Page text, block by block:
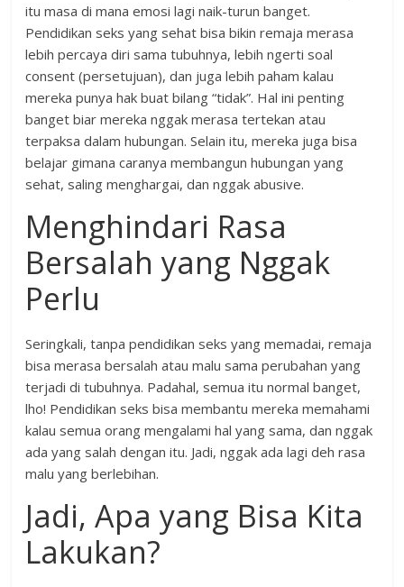
itu masa di mana emosi lagi naik-turun banget.
Pendidikan seks yang sehat bisa bikin remaja merasa
lebih percaya diri sama tubuhnya, lebih ngerti soal
consent (persetujuan), dan juga lebih paham kalau
mereka punya hak buat bilang “tidak”. Hal ini penting
banget biar mereka nggak merasa tertekan atau
terpaksa dalam hubungan. Selain itu, mereka juga bisa
belajar gimana caranya membangun hubungan yang
sehat, saling menghargai, dan nggak abusive.
Menghindari Rasa
Bersalah yang Nggak
Perlu
Seringkali, tanpa pendidikan seks yang memadai, remaja
bisa merasa bersalah atau malu sama perubahan yang
terjadi di tubuhnya. Padahal, semua itu normal banget,
lho! Pendidikan seks bisa membantu mereka memahami
kalau semua orang mengalami hal yang sama, dan nggak
ada yang salah dengan itu. Jadi, nggak ada lagi deh rasa
malu yang berlebihan.
Jadi, Apa yang Bisa Kita
Lakukan?